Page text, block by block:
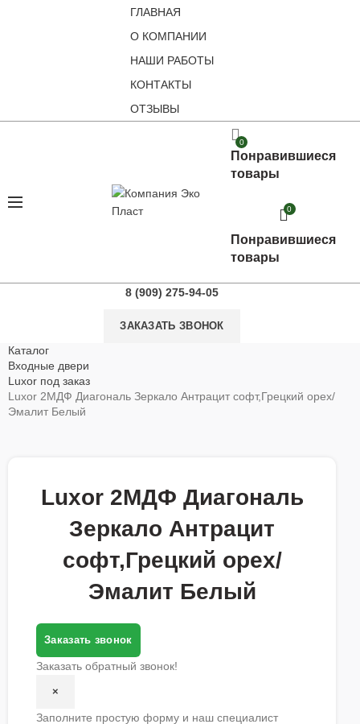
ГЛАВНАЯ
О КОМПАНИИ
НАШИ РАБОТЫ
КОНТАКТЫ
ОТЗЫВЫ
0
Понравившиеся
товары
0
Понравившиеся
товары
8 (909) 275-94-05
ЗАКАЗАТЬ ЗВОНОК
Каталог
Входные двери
Luxor под заказ
Luxor 2МДФ Диагональ Зеркало Антрацит софт,Грецкий орех/
Эмалит Белый
Luxor 2МДФ Диагональ
Зеркало Антрацит
софт,Грецкий орех/
Эмалит Белый
Заказать звонок
Заказать обратный звонок!
×
Заполните простую форму и наш специалист